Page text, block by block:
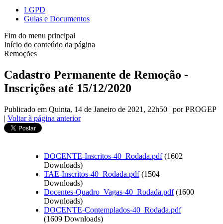
LGPD
Guias e Documentos
Fim do menu principal
Início do conteúdo da página
Remoções
Cadastro Permanente de Remoção -
Inscrições até 15/12/2020
Publicado em Quinta, 14 de Janeiro de 2021, 22h50 | por PROGEP
| Voltar à página anterior
DOCENTE-Inscritos-40_Rodada.pdf (1602
Downloads)
TAE-Inscritos-40_Rodada.pdf (1504
Downloads)
Docentes-Quadro_Vagas-40_Rodada.pdf (1600
Downloads)
DOCENTE-Contemplados-40_Rodada.pdf
(1609 Downloads)